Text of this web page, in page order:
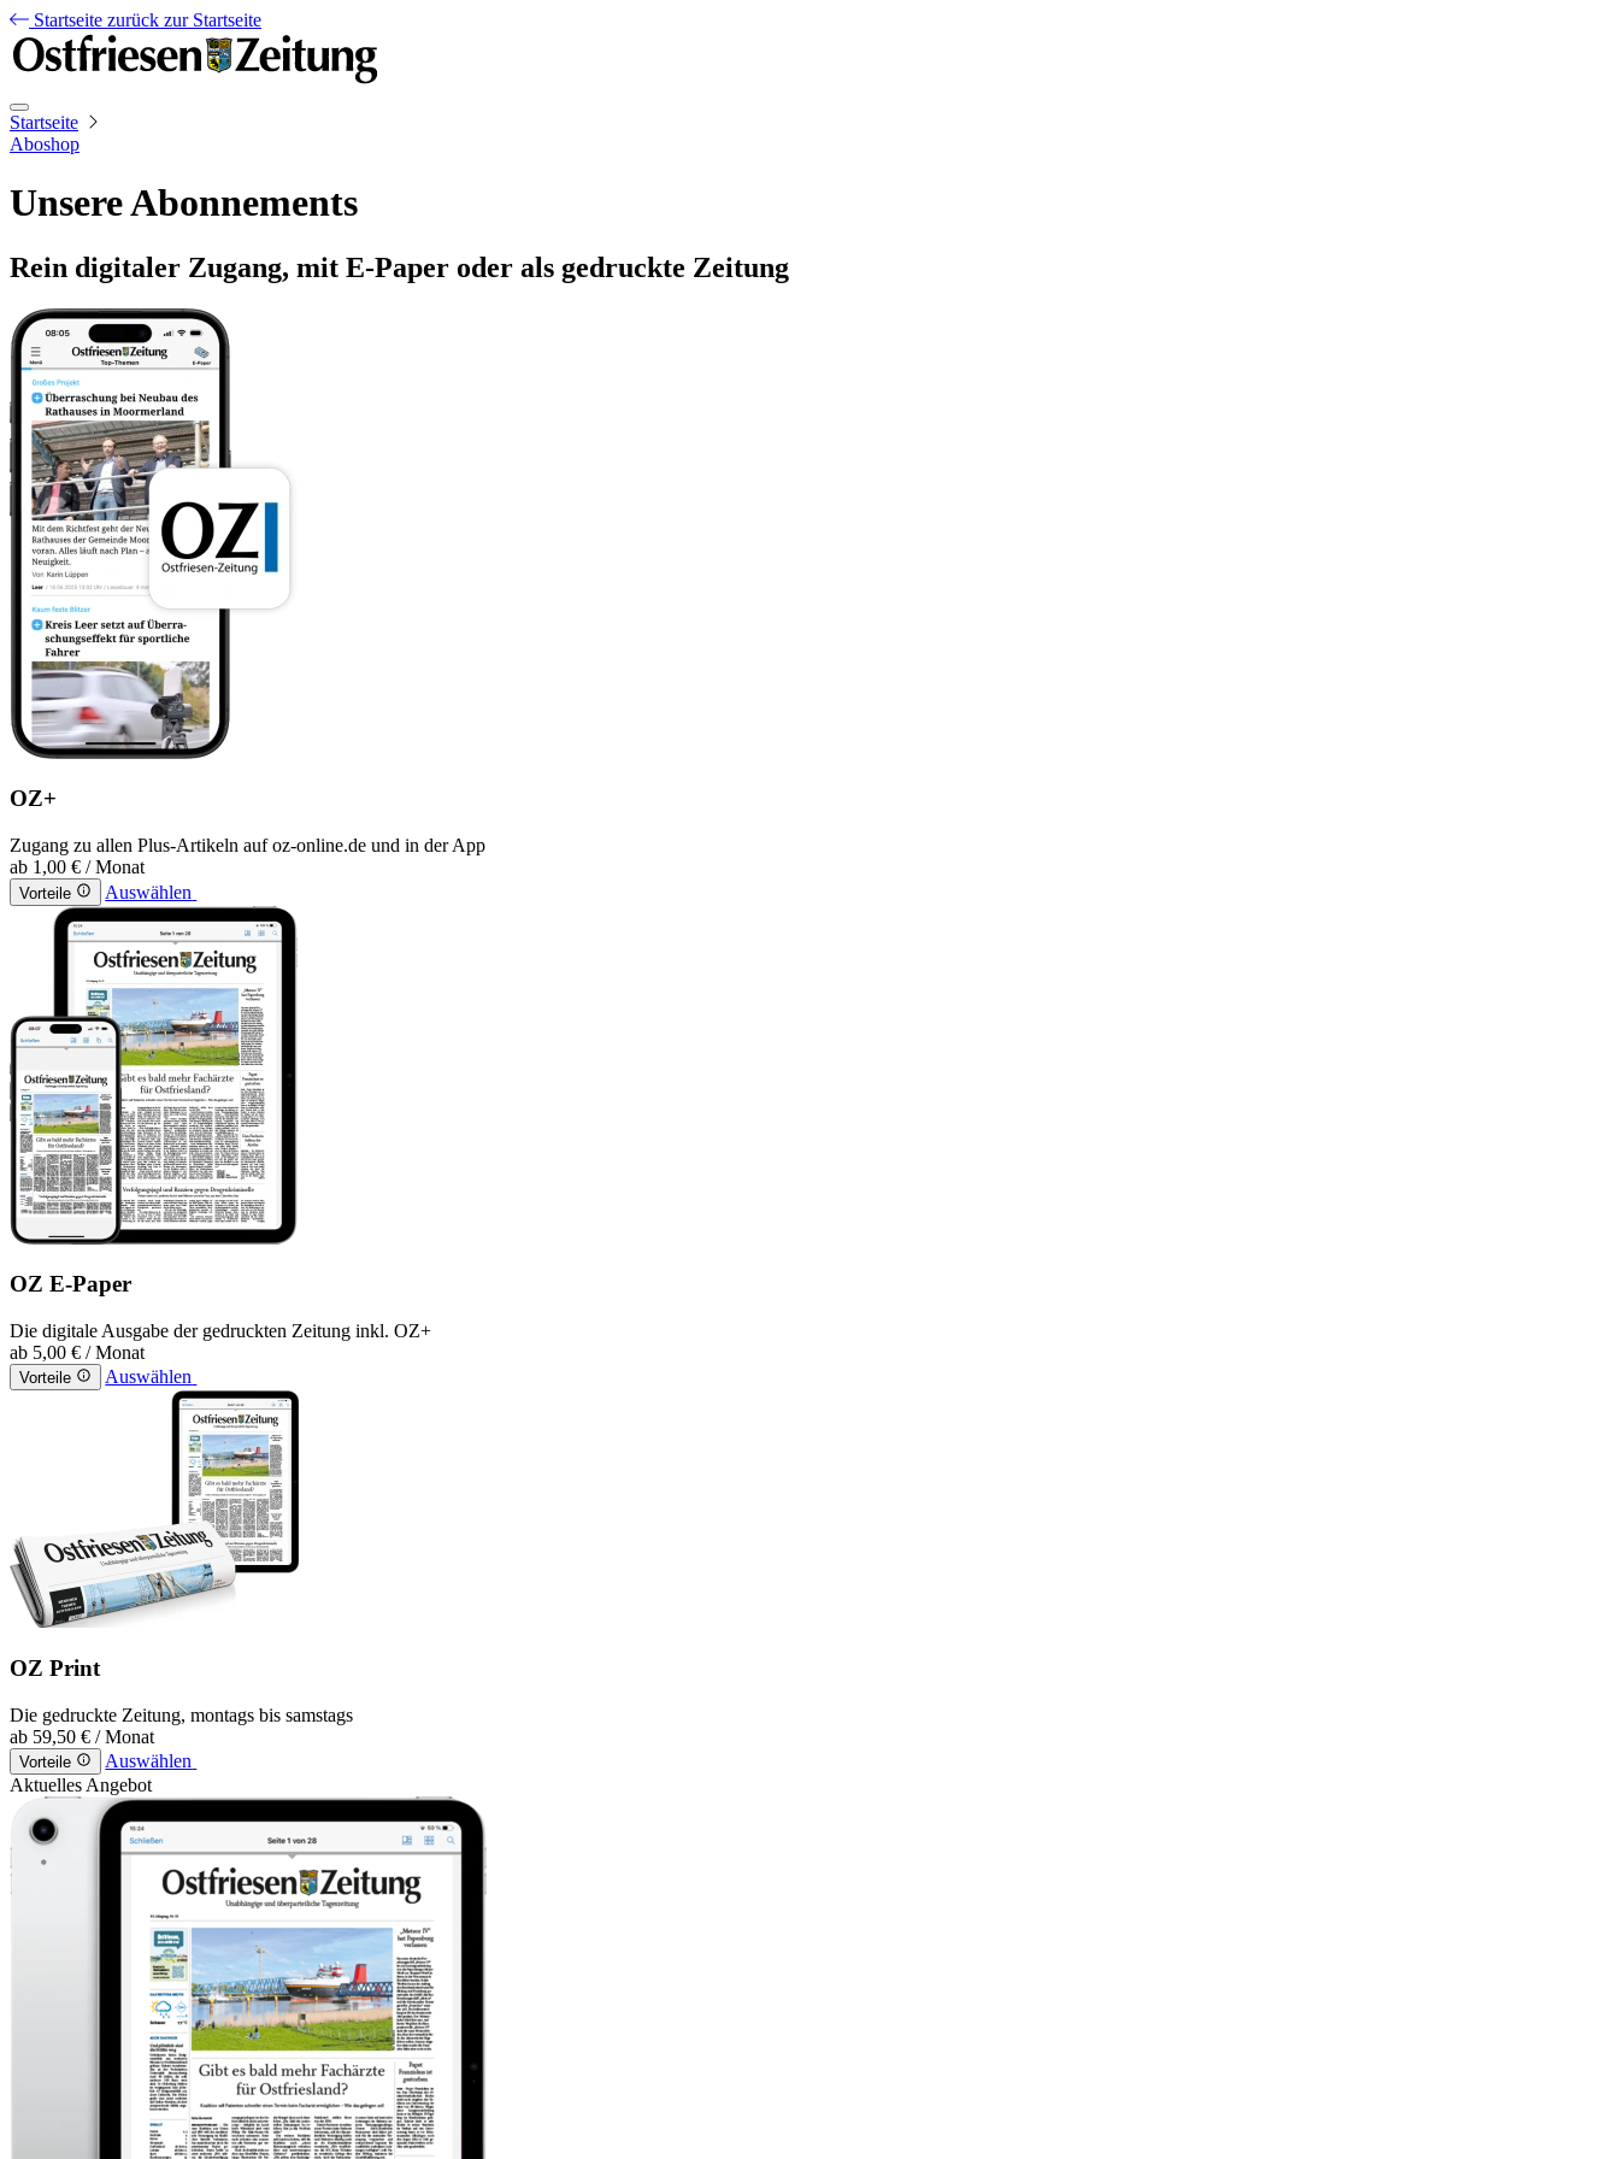
Startseite zurück zur Startseite
Startseite
Aboshop
Unsere Abonnements
Rein digitaler Zugang, mit E-Paper oder als gedruckte Zeitung
OZ+
Zugang zu allen Plus-Artikeln auf oz-online.de und in der App
ab 1,00 € / Monat
Vorteile Auswählen
OZ E-Paper
Die digitale Ausgabe der gedruckten Zeitung inkl. OZ+
ab 5,00 € / Monat
Vorteile Auswählen
OZ Print
Die gedruckte Zeitung, montags bis samstags
ab 59,50 € / Monat
Vorteile
Auswählen
Aktuelles Angebot